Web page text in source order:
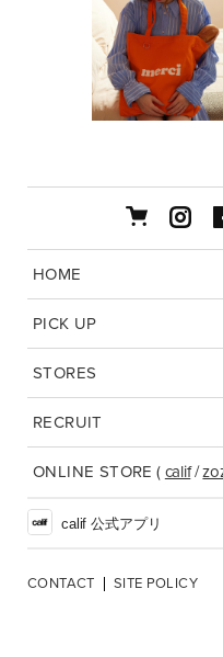
HOME
PICK UP
STORES
RECRUIT
ONLINE STORE ( calif/
calif 公式アプリ
CONTACT SITE POLICY